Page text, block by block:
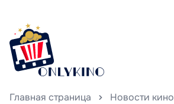
Главная страница
Новости кино